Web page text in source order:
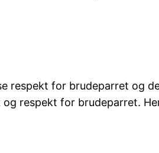
for brudeparret og
respekt for brudeparret.